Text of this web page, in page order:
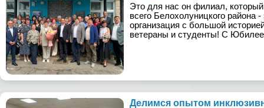
Это для нас он филиал,
всего Белохолуницкого района
организация с большой
ветераны и студенты! С
Делимся опытом